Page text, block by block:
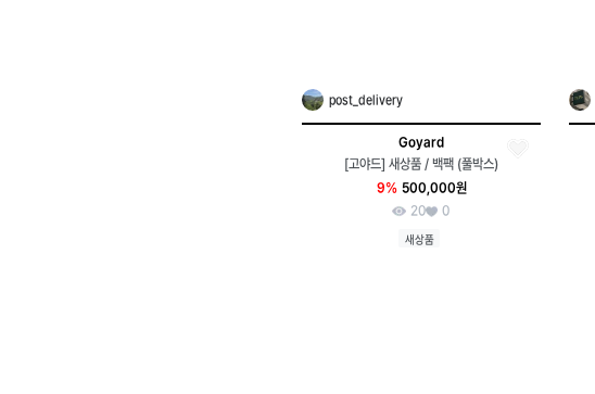
post_delivery
Goyard
[고야드] 새상품 / 백팩 (풀박스)
9% 500,000원
20
0
새상품